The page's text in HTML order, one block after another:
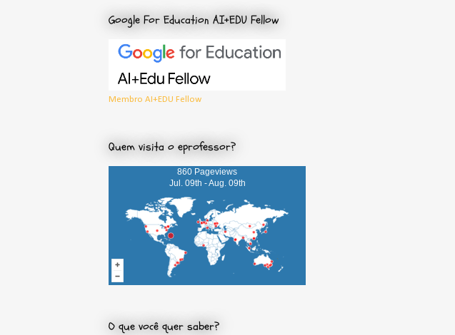
Google For Education AI+EDU Fellow
Membro AI+EDU Fellow
Quem visita o eprofessor?
860 Pageviews
Jul. 09th - Aug. 09th
O que você quer saber?